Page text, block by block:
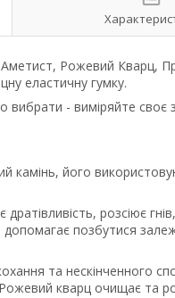
Рожевий Кварц,
еластичну гумку.
вибрати - виміряйте
камінь, його
розсіює
позбутися
та нескінченного
кварц очищає та